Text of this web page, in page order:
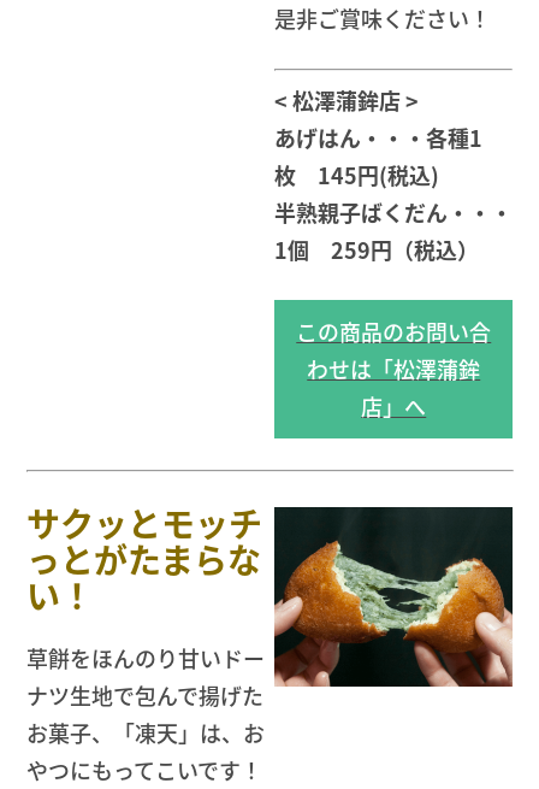
是非ご賞味ください！
< 松澤蒲鉾店 >
あげはん・・・各種1
枚 145円(税込)
半熟親子ばくだん・・・
1個 259円（税込）
この商品のお問い合
わせは「松澤蒲鉾
店」へ
サクッとモッチ
っとがたまらな
い！
草餅をほんのり甘いドー
ナツ生地で包んで揚げた
お菓子、「凍天」は、お
やつにもってこいです！